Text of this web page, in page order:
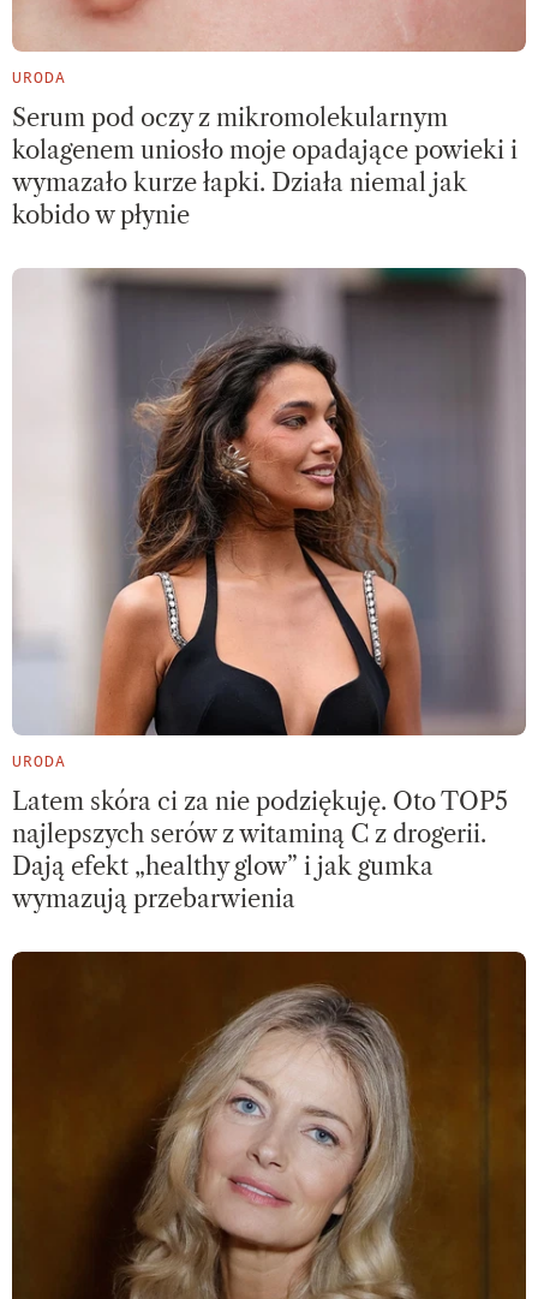
URODA
Serum pod oczy z mikromolekularnym
kolagenem uniosło moje opadające powieki i
wymazało kurze łapki. Działa niemal jak
kobido w płynie
URODA
Latem skóra ci za nie podziękuję. Oto TOP5
najlepszych serów z witaminą C z drogerii.
Dają efekt „healthy glow” i jak gumka
wymazują przebarwienia